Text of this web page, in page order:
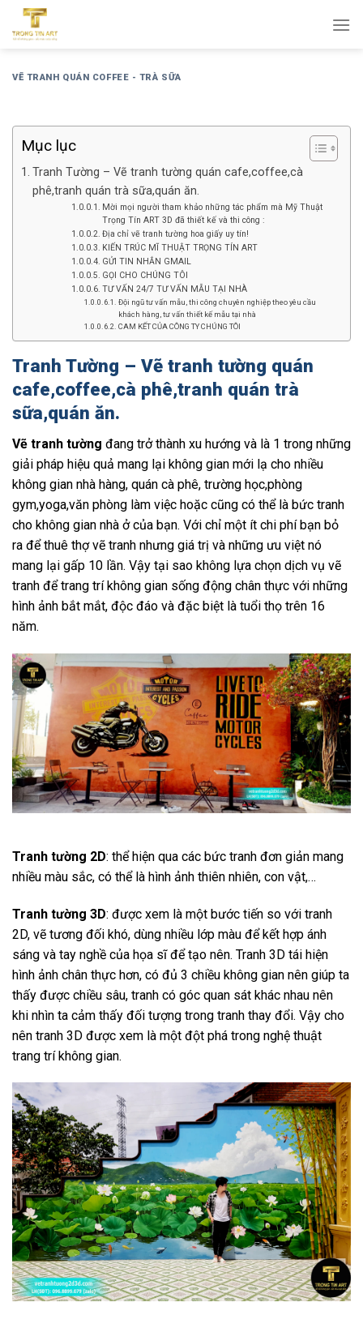
qua
dungVẼ TRANH QUÁN COFFEE - TRÀ SỮA
Mục lục
Tranh Tường – Vẽ tranh tường quán cafe,coffee,cà
phê,tranh quán trà sữa,quán ăn.
Mời mọi người tham khảo những tác phẩm mà Mỹ Thuật
Trọng Tín ART 3D đã thiết kế và thi công :
Địa chỉ vẽ tranh tường hoa giấy uy tín!
KIẾN TRÚC MĨ THUẬT TRỌNG TÍN ART
GỬI TIN NHẮN GMAIL
GỌI CHO CHÚNG TÔI
TƯ VẤN 24/7 TƯ VẤN MẪU TẠI NHÀ
Đội ngũ tư vấn mẫu, thi công chuyên nghiệp theo yêu cầu
khách hàng, tư vấn thiết kế mẫu tại nhà
CAM KẾT CỦA CÔNG TY CHÚNG TÔI
Tranh Tường – Vẽ tranh tường quán
cafe,coffee,cà phê,tranh quán trà
sữa,quán ăn.
Vẽ tranh tường đang trở thành xu hướng và là 1 trong những
giải pháp hiệu quả mang lại không gian mới lạ cho nhiều
không gian nhà hàng, quán cà phê, trường học,phòng
gym,yoga,văn phòng làm việc hoặc cũng có thể là bức tranh
cho không gian nhà ở của bạn. Với chỉ một ít chi phí bạn bỏ
ra để thuê thợ vẽ tranh nhưng giá trị và những ưu việt nó
mang lại gấp 10 lần. Vậy tại sao không lựa chọn dịch vụ vẽ
tranh để trang trí không gian sống động chân thực với những
hình ảnh bắt mắt, độc đáo và đặc biệt là tuổi thọ trên 16
năm.
Tranh tường 2D: thể hiện qua các bức tranh đơn giản mang
nhiều màu sắc, có thể là hình ảnh thiên nhiên, con vật,…
Tranh tường 3D: được xem là một bước tiến so với tranh
2D, vẽ tương đối khó, dùng nhiều lớp màu để kết hợp ánh
sáng và tay nghề của họa sĩ để tạo nên. Tranh 3D tái hiện
hình ảnh chân thực hơn, có đủ 3 chiều không gian nên giúp ta
thấy được chiều sâu, tranh có góc quan sát khác nhau nên
khi nhìn ta cảm thấy đối tượng trong tranh thay đổi. Vậy cho
nên tranh 3D được xem là một đột phá trong nghệ thuật
trang trí không gian.